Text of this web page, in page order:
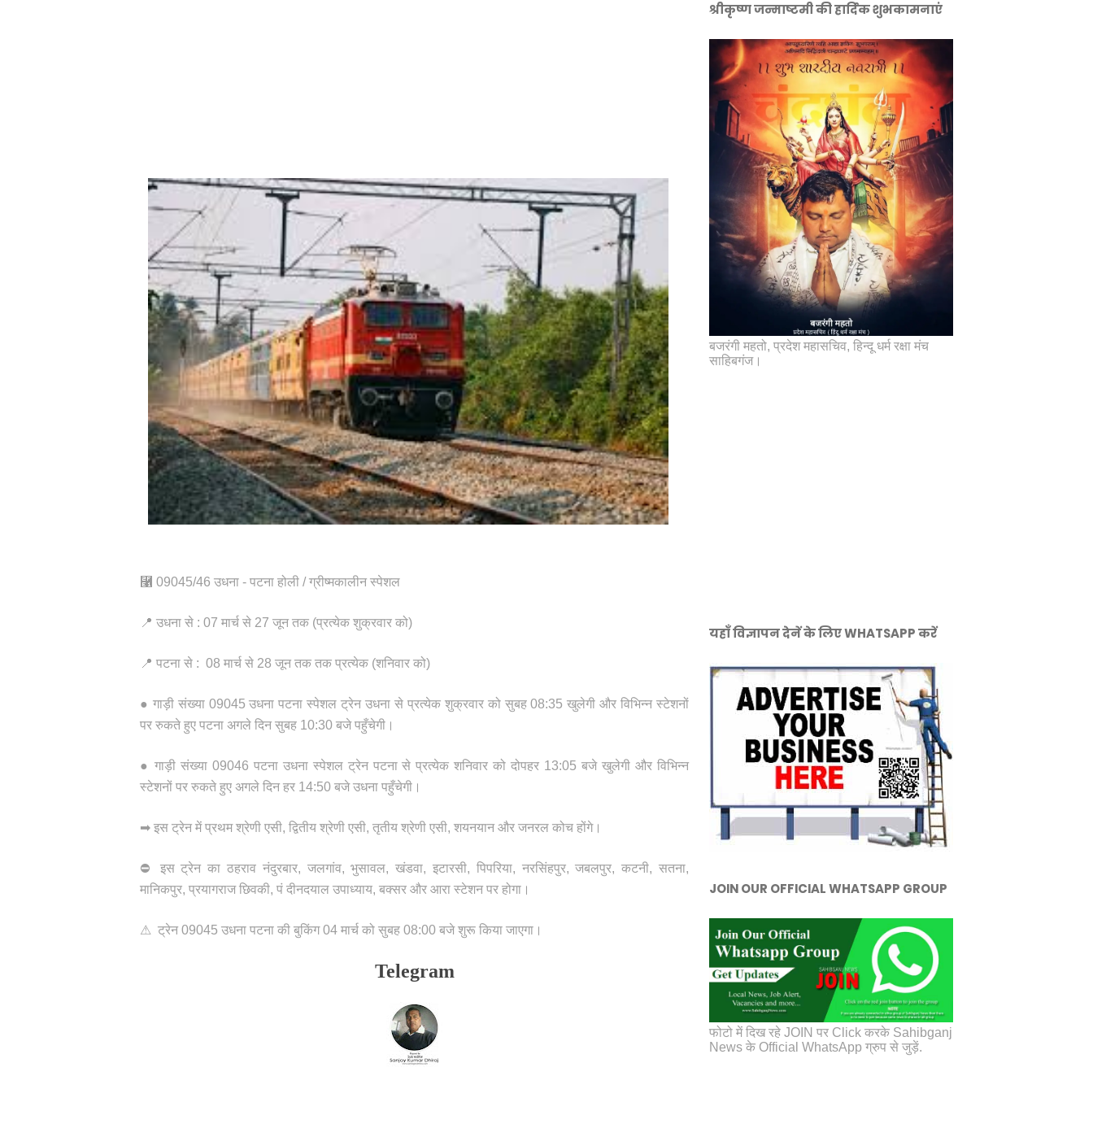
⿡ 09045/46 उधना - पटना होली / ग्रीष्मकालीन स्पेशल
📍 उधना से : 07 मार्च से 27 जून तक (प्रत्येक शुक्रवार को)
📍 पटना से : 08 मार्च से 28 जून तक तक प्रत्येक (शनिवार को)
● गाड़ी संख्या 09045 उधना पटना स्पेशल ट्रेन उधना से प्रत्येक शुक्रवार को सुबह 08:35 खुलेगी और विभिन्न स्टेशनों
पर रुकते हुए पटना अगले दिन सुबह 10:30 बजे पहुँचेगी।
● गाड़ी संख्या 09046 पटना उधना स्पेशल ट्रेन पटना से प्रत्येक शनिवार को दोपहर 13:05 बजे खुलेगी और विभिन्न
स्टेशनों पर रुकते हुए अगले दिन हर 14:50 बजे उधना पहुँचेगी।
➡ इस ट्रेन में प्रथम श्रेणी एसी, द्वितीय श्रेणी एसी, तृतीय श्रेणी एसी, शयनयान और जनरल कोच होंगे।
⛔ इस ट्रेन का ठहराव नंदुरबार, जलगांव, भुसावल, खंडवा, इटारसी, पिपरिया, नरसिंहपुर, जबलपुर, कटनी, सतना,
मानिकपुर, प्रयागराज छिवकी, पं दीनदयाल उपाध्याय, बक्सर और आरा स्टेशन पर होगा।
⚠ ट्रेन 09045 उधना पटना की बुकिंग 04 मार्च को सुबह 08:00 बजे शुरू किया जाएगा।
Telegram
श्रीकृष्ण जन्माष्टमी की हार्दिक शुभकामनाएं
बजरंगी महतो, प्रदेश महासचिव, हिन्दू धर्म रक्षा मंच
साहिबगंज।
यहाँ विज्ञापन देनें के लिए WHATSAPP करें
JOIN OUR OFFICIAL WHATSAPP GROUP
फोटो में दिख रहे JOIN पर Click करके Sahibganj
News के Official WhatsApp ग्रुप से जुड़ें.